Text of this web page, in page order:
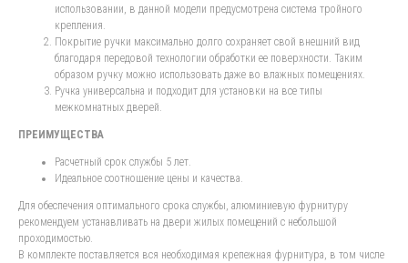
использовании, в данной модели предусмотрена система тройного
крепления.
Покрытие ручки максимально долго сохраняет свой внешний вид
благодаря передовой технологии обработки ее поверхности. Таким
образом ручку можно использовать даже во влажных помещениях.
Ручка универсальна и подходит для установки на все типы
межкомнатных дверей.
ПРЕИМУЩЕСТВА
Расчетный срок службы 5 лет.
Идеальное соотношение цены и качества.
Для обеспечения оптимального срока службы, алюминиевую фурнитуру
рекомендуем устанавливать на двери жилых помещений с небольшой
проходимостью.
В комплекте поставляется вся необходимая крепежная фурнитура, в том числе